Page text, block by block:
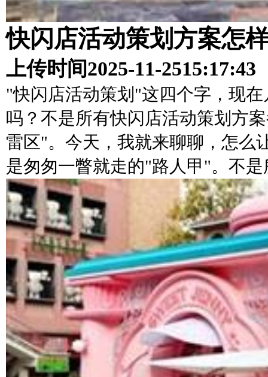
快闪店活动策划方案怎
上传时间2025-11-2515:17:43
"快闪店活动策划"这四个字，现
吗？不是所有快闪店活动策划方
雷区"。今天，我就来聊聊，怎么
是匆匆一瞥就走的"路人甲"。不